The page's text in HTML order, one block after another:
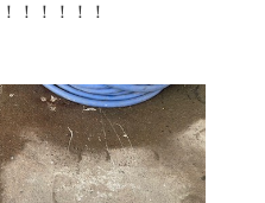
！！！！！